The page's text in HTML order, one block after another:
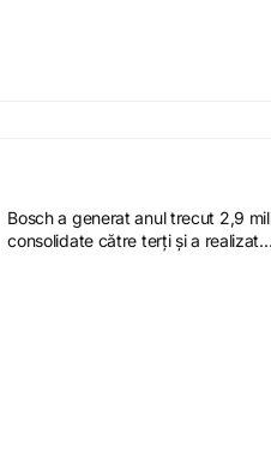
Bosch a generat anul trecut 2,9
consolidate către terți și a realizat...